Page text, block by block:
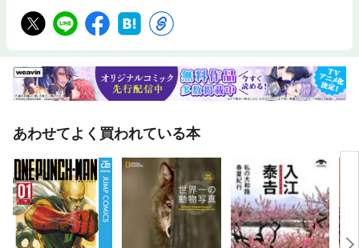
あわせてよく買われている本